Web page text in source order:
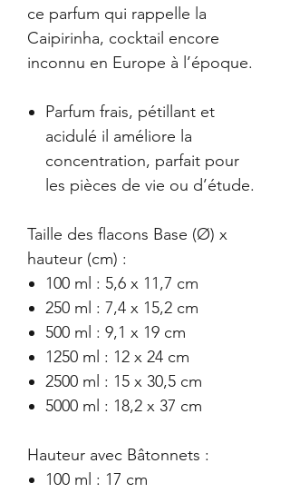
ce parfum qui rappelle la
Caipirinha, cocktail encore
inconnu en Europe à l’époque.
Parfum frais, pétillant et
acidulé il améliore la
concentration, parfait pour
les pièces de vie ou d’étude.
Taille des flacons Base (Ø) x
hauteur (cm) :
100 ml : 5,6 x 11,7 cm
250 ml : 7,4 x 15,2 cm
500 ml : 9,1 x 19 cm
1250 ml : 12 x 24 cm
2500 ml : 15 x 30,5 cm
5000 ml : 18,2 x 37 cm
Hauteur avec Bâtonnets :
100 ml : 17 cm